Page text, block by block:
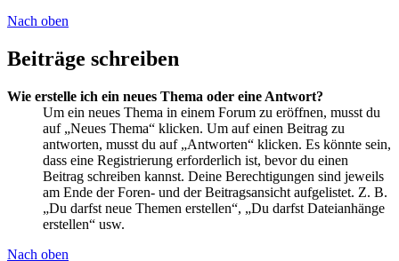
Nach oben
Beiträge schreiben
Wie erstelle ich ein neues Thema oder eine Antwort?
Um ein neues Thema in einem Forum zu eröffnen, musst du
auf „Neues Thema“ klicken. Um auf einen Beitrag zu
antworten, musst du auf „Antworten“ klicken. Es könnte sein,
dass eine Registrierung erforderlich ist, bevor du einen
Beitrag schreiben kannst. Deine Berechtigungen sind jeweils
am Ende der Foren- und der Beitragsansicht aufgelistet. Z. B.
„Du darfst neue Themen erstellen“, „Du darfst Dateianhänge
erstellen“ usw.
Nach oben